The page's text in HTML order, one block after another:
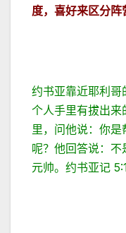
度，喜好来区分阵
约书亚靠近耶利
个人手里有拔出来
里，问他说：你
呢？他回答说：
元帅。约书亚记